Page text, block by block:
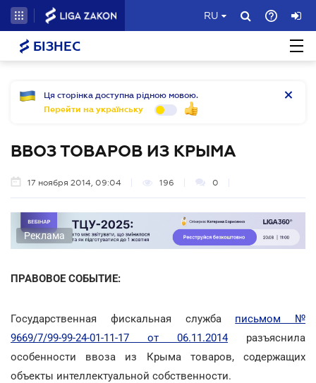
RU
БІЗНЕС
Ця сторінка доступна рідною мовою.
Перейти на українську
ВВОЗ ТОВАРОВ ИЗ КРЫМА
17 ноября 2014, 09:04 196 0
Реклама
ПРАВОВОЕ СОБЫТИЕ:
Государственная фискальная служба письмом №
9669/7/99-99-24-01-11-17 от 06.11.2014разъяснила
особенности ввоза из Крыма товаров, содержащих
объекты интеллектуальной собственности.